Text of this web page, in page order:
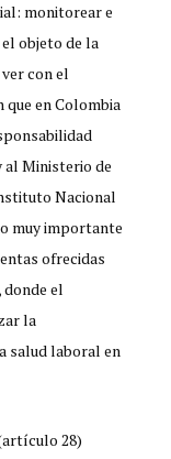
monitorear e
objeto de la
con el
en Colombia
al Ministerio de
Nacional
muy importante
ofrecidas
donde el
la
salud laboral en
28)